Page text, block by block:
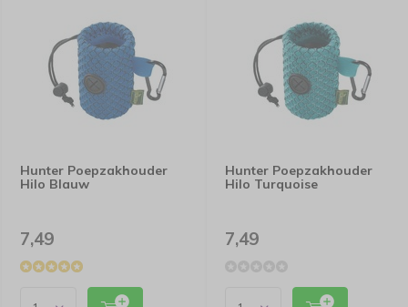
Hunter Poepzakhouder
Hilo Blauw
7,49
Hunter Poepzakhouder
Hilo Turquoise
7,49